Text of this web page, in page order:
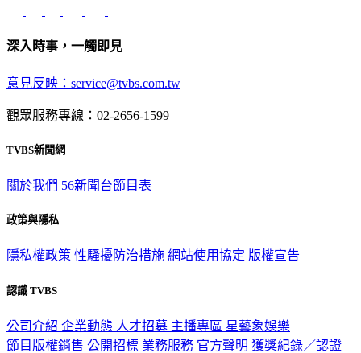
深入時事，一觸即見
意見反映：service@tvbs.com.tw
觀眾服務專線：02-2656-1599
TVBS新聞網
關於我們 56新聞台節目表
政策與隱私
隱私權政策 性騷擾防治措施 網站使用協定 版權宣告
認識 TVBS
公司介紹 企業動態 人才招募 主播專區 星藝象娛樂
節目版權銷售 公開招標 業務服務 官方聲明 獲獎紀錄／認證